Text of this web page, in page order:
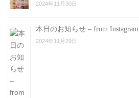
2024年11月30日
本日のお知らせ – from Instagram
2024年11月29日